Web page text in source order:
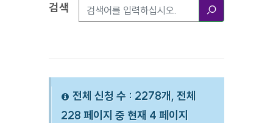
검색옵션
검색
전체 신청 수 : 2278개, 전체
228 페이지 중 현재 4 페이지